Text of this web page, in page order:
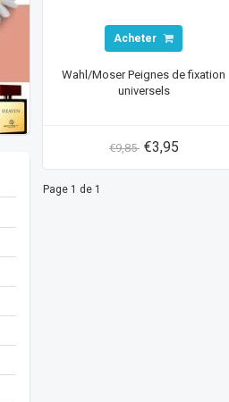
Acheter
Wahl/Moser Peignes de fixation
universels
€9,85 €3,95
Page 1 de 1